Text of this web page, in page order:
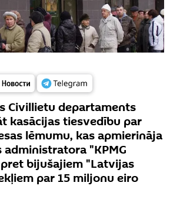
Civillietu departaments
kasācijas tiesvedību par
lēmumu, kas apmierināja
"KPMG
bijušajiem "Latvijas
par 15 miljonu eiro